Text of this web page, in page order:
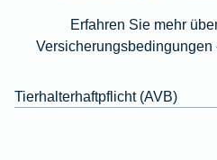
Erfahren Sie mehr
Tierhalterhaftpflicht (AVB)